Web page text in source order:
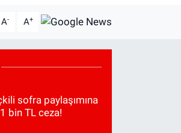
A- A+
sofra paylaşımına
bin TL ceza!